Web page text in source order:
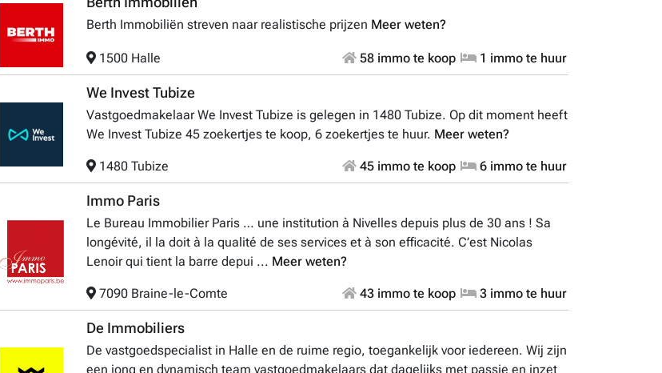
Berth Immobiliën streven naar realistische prijzen Meer weten?
1500 Halle 58 immo te koop 1 immo te huur
We Invest Tubize
Vastgoedmakelaar We Invest Tubize is gelegen in 1480 Tubize. Op dit moment heeft
We Invest Tubize 45 zoekertjes te koop, 6 zoekertjes te huur. Meer weten?
1480 Tubize 45 immo te koop 6 immo te huur
Immo Paris
Le Bureau Immobilier Paris … une institution à Nivelles depuis plus de 30 ans ! Sa
longévité, il la doit à la qualité de ses services et à son efficacité. C’est Nicolas
Lenoir qui tient la barre depui ... Meer weten?
7090 Braine-le-Comte 43 immo te koop 3 immo te huur
De Immobiliers
De vastgoedspecialist in Halle en de ruime regio, toegankelijk voor iedereen. Wij zijn
een jong en dynamisch team vastgoedmakelaars dat dagelijks met passie en inzet